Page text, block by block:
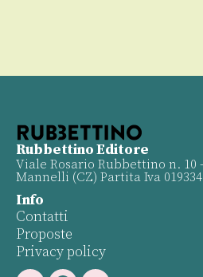
Rubbettino Editore
Viale Rosario Rubbettino n. 10
Mannelli (CZ) Partita Iva
Info
Contatti
Proposte
Privacy policy